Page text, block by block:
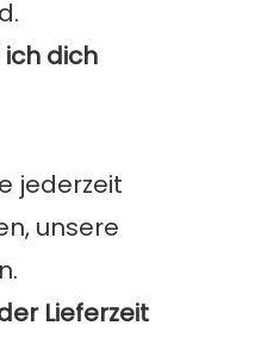
ich dich
jederzeit
unsere
Lieferzeit